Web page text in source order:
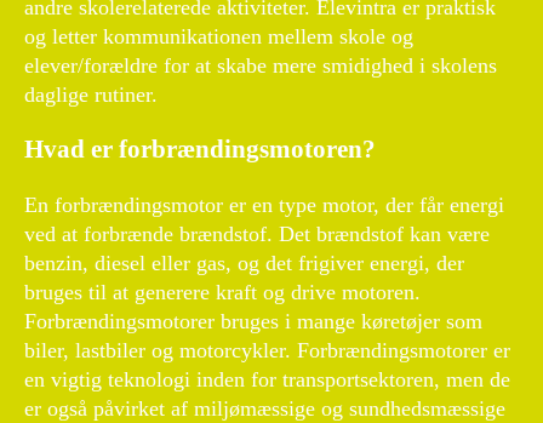
andre skolerelaterede aktiviteter. Elevintra er praktisk
og letter kommunikationen mellem skole og
elever/forældre for at skabe mere smidighed i skolens
daglige rutiner.
Hvad er forbrændingsmotoren?
En forbrændingsmotor er en type motor, der får energi
ved at forbrænde brændstof. Det brændstof kan være
benzin, diesel eller gas, og det frigiver energi, der
bruges til at generere kraft og drive motoren.
Forbrændingsmotorer bruges i mange køretøjer som
biler, lastbiler og motorcykler. Forbrændingsmotorer er
en vigtig teknologi inden for transportsektoren, men de
er også påvirket af miljømæssige og sundhedsmæssige